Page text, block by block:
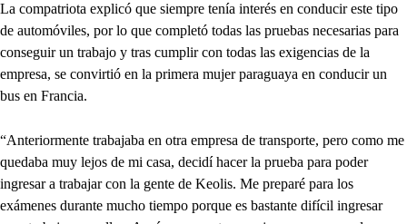
La compatriota explicó que siempre tenía interés en conducir este tipo
de automóviles, por lo que completó todas las pruebas necesarias para
conseguir un trabajo y tras cumplir con todas las exigencias de la
empresa, se convirtió en la primera mujer paraguaya en conducir un
bus en Francia.
“Anteriormente trabajaba en otra empresa de transporte, pero como me
quedaba muy lejos de mi casa, decidí hacer la prueba para poder
ingresar a trabajar con la gente de Keolis. Me preparé para los
exámenes durante mucho tiempo porque es bastante difícil ingresar